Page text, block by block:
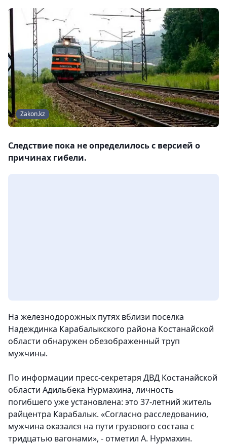
Zakon.kz
Следствие пока не определилось с версией о
причинах гибели.
На железнодорожных путях вблизи поселка
Надеждинка Карабалыкского района Костанайской
области обнаружен обезображенный труп
мужчины.
По информации пресс-секретаря ДВД Костанайской
области Адильбека Нурмахина, личность
погибшего уже установлена: это 37-летний житель
райцентра Карабалык. «Согласно расследованию,
мужчина оказался на пути грузового состава с
тридцатью вагонами», - отметил А. Нурмахин.